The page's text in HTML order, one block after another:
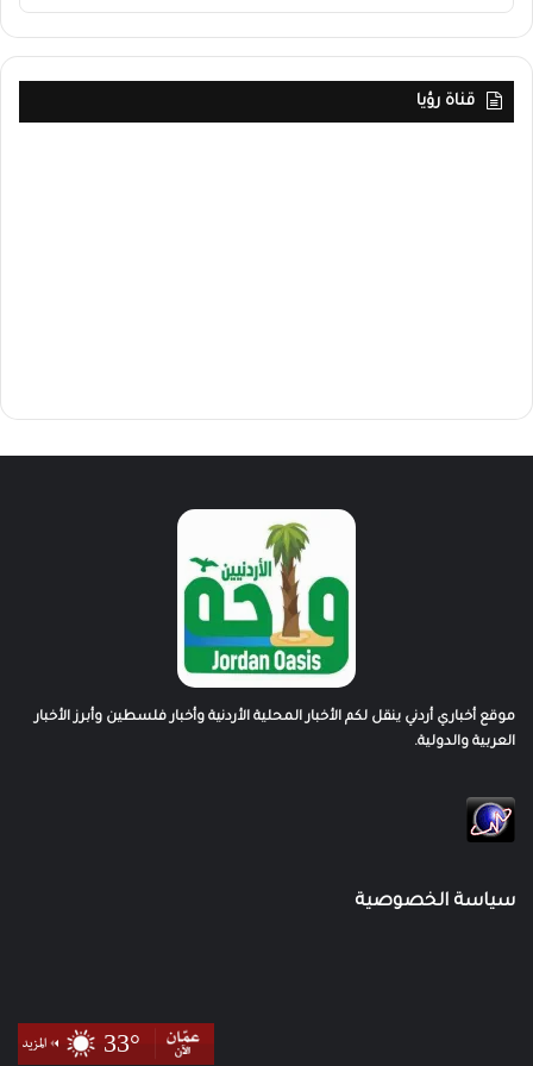
قناة رؤيا
موقع أخباري أردني ينقل لكم الأخبار المحلية الأردنية وأخبار فلسطين وأبرز الأخبار
العربية والدولية.
سياسة الخصوصية